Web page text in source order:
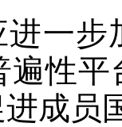
一
遍性
成员